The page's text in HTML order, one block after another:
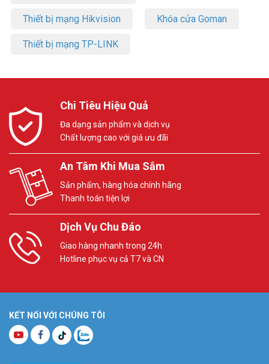
Thiết bị mạng Hikvision Khóa cửa Goman
Thiết bị mạng TP-LINK
Chi Tiêu Hiệu Quả
Đa dạng sản phẩm và dịch vụ
Chất lượng cao với giá ưu đãi
An Tâm Khi Mua Sắm
Sản phẩm, hàng hóa chính hãng
Thanh toán tiện lợi
Dịch Vụ Chu Đáo
Giao hàng nhanh trong 24h
Hotline phục vụ cả T7 và CN
KẾT NỐI VỚI CHÚNG TÔI